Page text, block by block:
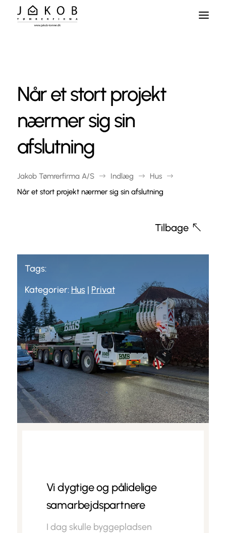
Content
Når et stort projekt
nærmer sig sin
afslutning
Jakob Tømrerfirma A/S $ Indlæg $ Hus $
Når et stort projekt nærmer sig sin afslutning
Tilbage
Tags:
Kategorier: Hus| Privat
Vi dygtige og pålidelige
samarbejdspartnere
I dag skulle byggepladsen